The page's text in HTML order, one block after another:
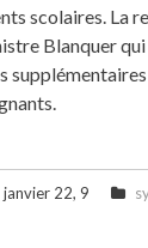
scolaires. La
Blanquer qui
janvier 22, 9